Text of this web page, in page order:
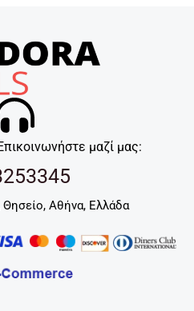
μαζί μας:
Αθήνα, Ελλάδα